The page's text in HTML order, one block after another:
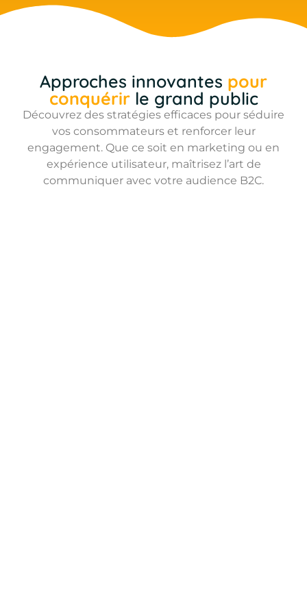
Approches innovantes pour
conquérirle grand public
Découvrez des stratégies efficaces pour séduire
vos consommateurs et renforcer leur
engagement. Que ce soit en marketing ou en
expérience utilisateur, maîtrisez l’art de
communiquer avec votre audience B2C.